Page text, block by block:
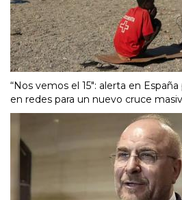
“Nos vemos el 15″: alerta en
en redes para un nuevo cruce